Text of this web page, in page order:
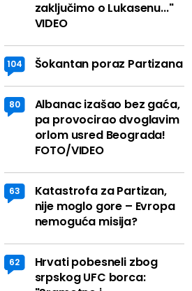
zaključimo o Lukasenu..."
VIDEO
104 Šokantan poraz Partizana
80
Albanac izašao bez gaća,
pa provocirao dvoglavim
orlom usred Beograda!
FOTO/VIDEO
63
Katastrofa za Partizan,
nije moglo gore – Evropa
nemoguća misija?
62
Hrvati pobesneli zbog
srpskog UFC borca: